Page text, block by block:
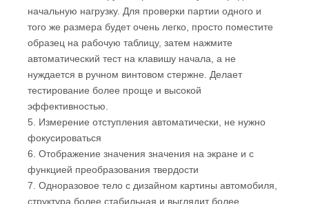
клавиши начала, ручной работы не нужно придать
начальную нагрузку. Для проверки партии одного и
того же размера будет очень легко, просто поместите
образец на рабочую таблицу, затем нажмите
автоматический тест на клавишу начала, а не
нуждается в ручном винтовом стержне. Делает
тестирование более проще и высокой
эффективностью.
5. Измерение отступления автоматически, не нужно
фокусироваться
6. Отображение значения значения на экране и с
функцией преобразования твердости
7. Одноразовое тело с дизайном картины автомобиля,